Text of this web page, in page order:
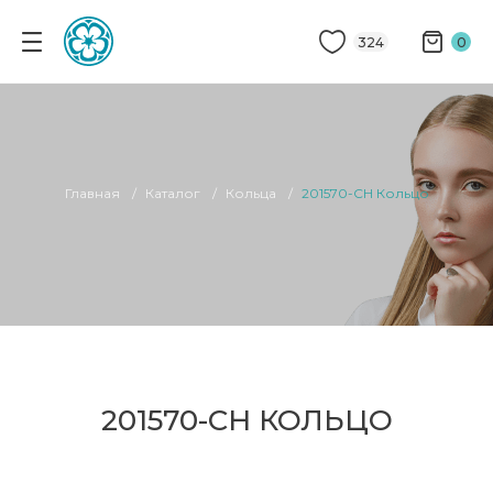
324 0
Главная Каталог Кольца 201570-CH Кольцо
201570-CH КОЛЬЦО